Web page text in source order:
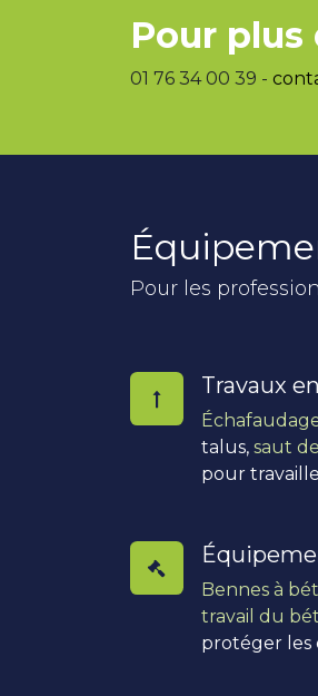
Pour
01 76 34 00 39 -
Pour les
Travaux
talus, saut
pour
Bennes à
travail du
protéger les